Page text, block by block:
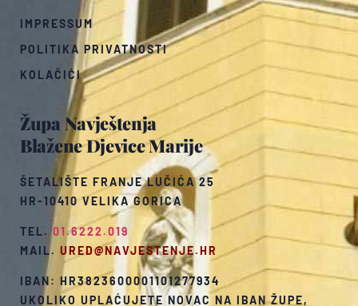
Župa Navještenja
Blažene Djevice Marije
ŠETALIŠTE FRANJE LUČIĆA 25
HR-10410 VELIKA GORICA
TEL.01.6222.019
MAIL. URED@NAVJESTENJE.HR
IBAN: HR3823600001101277934
UKOLIKO UPLAĆUJETE NOVAC NA IBAN ŽUPE,
IMPRESSUM
POLITIKA PRIVATNOSTI
KOLAČIĆI